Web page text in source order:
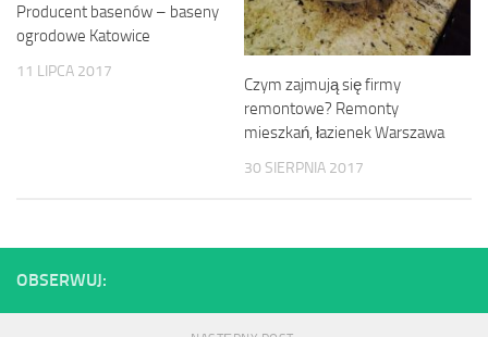
Producent basenów – baseny
ogrodowe Katowice
11 LIPCA 2017
Czym zajmują się firmy
remontowe? Remonty
mieszkań, łazienek Warszawa
30 SIERPNIA 2017
OBSERWUJ: